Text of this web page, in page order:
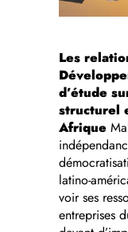
Les
d’étude
structurel
Afrique
latino-
voir ses
entreprises